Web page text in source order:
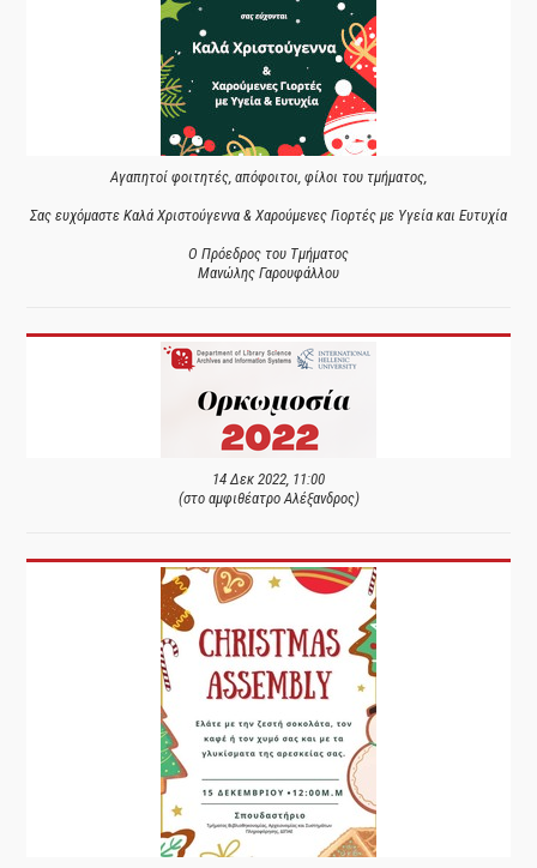
Αγαπητοί φοιτητές, απόφοιτοι, φίλοι του τμήματος,
Σας ευχόμαστε Καλά Χριστούγεννα & Χαρούμενες Γιορτές με Υγεία και Ευτυχία
Ο Πρόεδρος του Τμήματος
Μανώλης Γαρουφάλλου
14 Δεκ 2022, 11:00
(στο αμφιθέατρο Αλέξανδρος)